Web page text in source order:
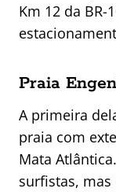
Km 12 da BR-
Praia
A primeira
praia com
Mata
surfistas,